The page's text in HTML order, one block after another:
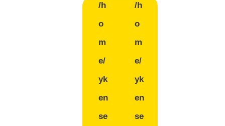
/h
o
m
e/
yk
en
se
/h
o
m
e/
yk
en
se